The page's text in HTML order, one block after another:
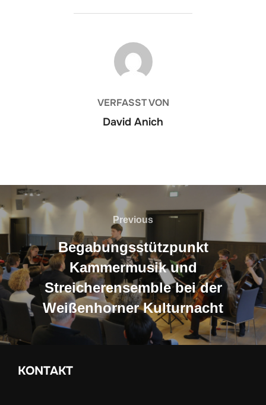
BEITRAGSAUTOR
VERFASST VON
David Anich
Beitragsnavigation
Previous
Previous
Begabungsstützpunkt
Kammermusik und
Streicherensemble bei der
Weißenhorner Kulturnacht
KONTAKT